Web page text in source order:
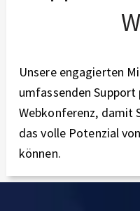
Unsere engagierten
umfassenden
Webkonferenz, damit
das volle Potenzial
können.
Skip back to main navigation